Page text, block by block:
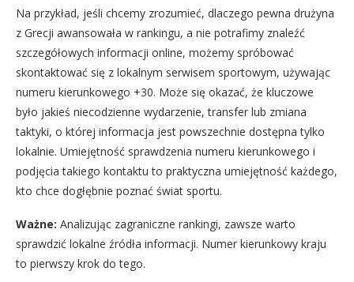
Na przykład, jeśli chcemy zrozumieć, dlaczego pewna drużyna
z Grecji awansowała w rankingu, a nie potrafimy znaleźć
szczegółowych informacji online, możemy spróbować
skontaktować się z lokalnym serwisem sportowym, używając
numeru kierunkowego +30. Może się okazać, że kluczowe
było jakieś niecodzienne wydarzenie, transfer lub zmiana
taktyki, o której informacja jest powszechnie dostępna tylko
lokalnie. Umiejętność sprawdzenia numeru kierunkowego i
podjęcia takiego kontaktu to praktyczna umiejętność każdego,
kto chce dogłębnie poznać świat sportu.
Ważne: Analizując zagraniczne rankingi, zawsze warto
sprawdzić lokalne źródła informacji. Numer kierunkowy kraju
to pierwszy krok do tego.